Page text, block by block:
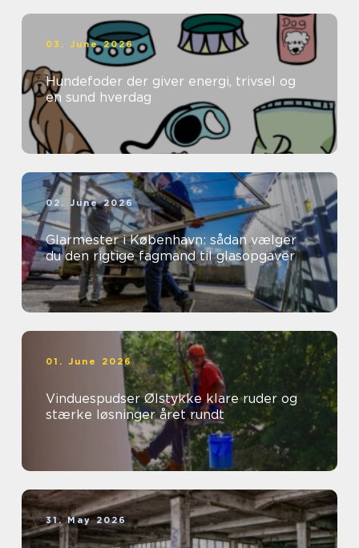
03. June 2026
Hundefoder der giver energi, trivsel og
en sund hverdag
02. June 2026
Glarmester i København: sådan vælger
du den rigtige fagmand til glasopgaver
01. June 2026
Vinduespudser Ølstykke klare ruder og
stærke løsninger året rundt
31. May 2026